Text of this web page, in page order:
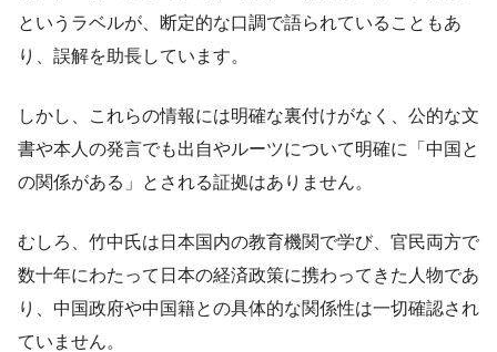
というラベルが、断定的な口調で語られていることもあ
り、誤解を助長しています。
しかし、これらの情報には明確な裏付けがなく、公的な文
書や本人の発言でも出自やルーツについて明確に「中国と
の関係がある」とされる証拠はありません。
むしろ、竹中氏は日本国内の教育機関で学び、官民両方で
数十年にわたって日本の経済政策に携わってきた人物であ
り、中国政府や中国籍との具体的な関係性は一切確認され
ていません。